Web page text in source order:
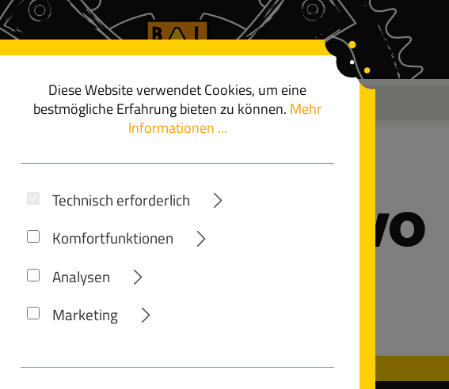
angebote
14 LITE EVO
Diese Website verwendet Cookies, um eine
bestmögliche Erfahrung bieten zu können. Mehr
Informationen ...
Technisch erforderlich
Komfortfunktionen
Analysen
Marketing